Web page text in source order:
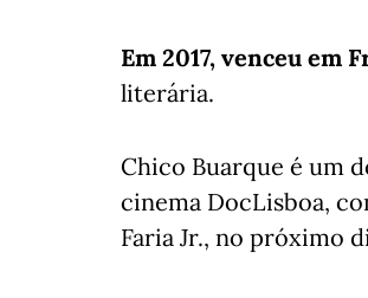
Em 2017, venceu em
literária.
Chico Buarque é um
cinema DocLisboa,
Faria Jr., no próximo